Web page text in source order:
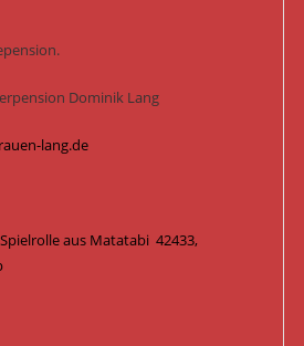
Dominik Lang
lang.de
aus Matatabi 42433,